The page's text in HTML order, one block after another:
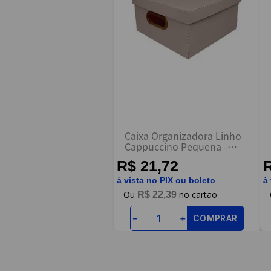
Caixa Organizadora Linho
Cappuccino Pequena -
Dello
R$ 21,72
à vista no PIX ou boleto
R$ 22,39
＋
－ COMPRAR
à